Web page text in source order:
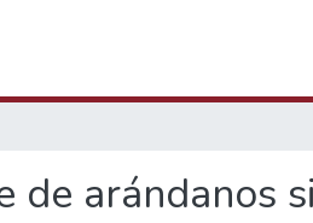
de arándanos